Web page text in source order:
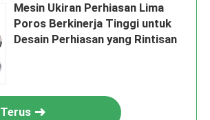
Mesin Ukiran Perhiasan Lima
Poros Berkinerja Tinggi untuk
Desain Perhiasan yang Rintisan
Terus